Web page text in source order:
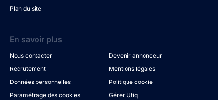
Plan du site
En savoir plus
Nous contacter
Devenir annonceur
Recrutement
Mentions légales
Données personnelles
Politique cookie
Paramétrage des cookies
Gérer Utiq